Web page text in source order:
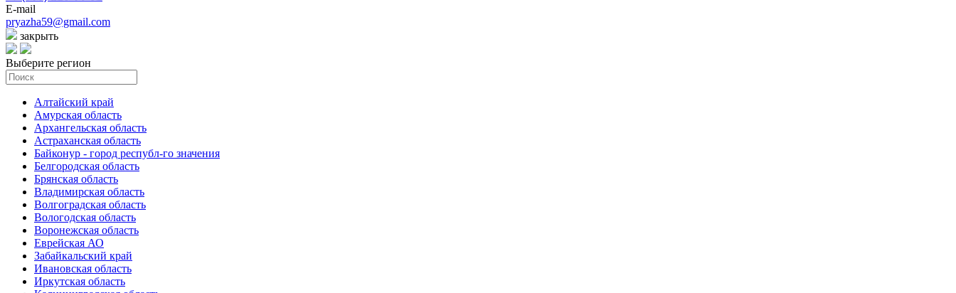
E-mail
pryazha59@gmail.com
закрыть
Выберите регион
Алтайский край
Амурская область
Архангельская область
Астраханская область
Байконур - город республ-го значения
Белгородская область
Брянская область
Владимирская область
Волгоградская область
Вологодская область
Воронежская область
Еврейская АО
Забайкальский край
Ивановская область
Иркутская область